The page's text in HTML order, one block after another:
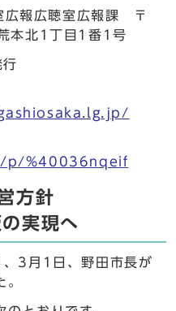
報広聴室広報課 〒
北1丁目1番1号
%40036nqeif
方針
実現へ
3月1日、野田市長が